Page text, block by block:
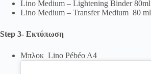
Lino Medium – Lightening Binder 80ml
Lino Medium – Transfer Medium 80 ml
Step 3- Εκτύπωση
Μπλοκ Lino Pébéo A4